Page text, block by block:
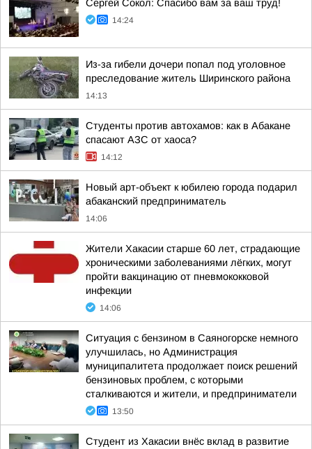
Сергей Сокол: Спасибо вам за ваш труд!
14:24
Из-за гибели дочери попал под уголовное
преследование житель Ширинского района
14:13
Студенты против автохамов: как в Абакане
спасают АЗС от хаоса?
14:12
Новый арт-объект к юбилею города подарил
абаканский предприниматель
14:06
Жители Хакасии старше 60 лет, страдающие
хроническими заболеваниями лёгких, могут
пройти вакцинацию от пневмококковой
инфекции
14:06
Ситуация с бензином в Саяногорске немного
улучшилась, но Администрация
муниципалитета продолжает поиск решений
бензиновых проблем, с которыми
сталкиваются и жители, и предприниматели
13:50
Студент из Хакасии внёс вклад в развитие